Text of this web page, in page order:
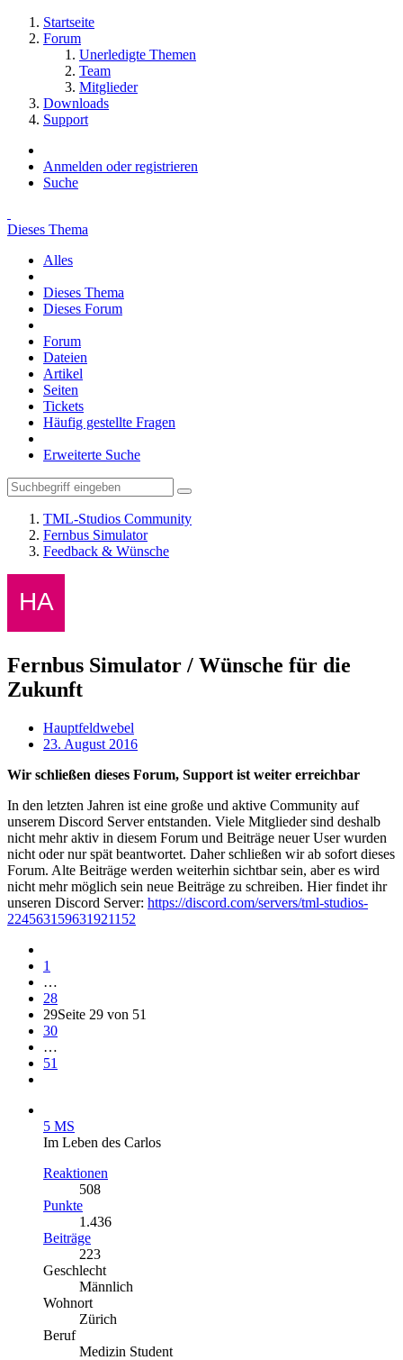
Startseite
Forum
Unerledigte Themen
Team
Mitglieder
Downloads
Support
Anmelden oder registrieren
Suche
Dieses Thema
Alles
Dieses Thema
Dieses Forum
Forum
Dateien
Artikel
Seiten
Tickets
Häufig gestellte Fragen
Erweiterte Suche
TML-Studios Community
Fernbus Simulator
Feedback & Wünsche
Fernbus Simulator / Wünsche für die
Zukunft
Hauptfeldwebel
23. August 2016
Wir schließen dieses Forum, Support ist weiter erreichbar
In den letzten Jahren ist eine große und aktive Community auf
unserem Discord Server entstanden. Viele Mitglieder sind deshalb
nicht mehr aktiv in diesem Forum und Beiträge neuer User wurden
nicht oder nur spät beantwortet. Daher schließen wir ab sofort dieses
Forum. Alte Beiträge werden weiterhin sichtbar sein, aber es wird
nicht mehr möglich sein neue Beiträge zu schreiben. Hier findet ihr
unseren Discord Server: https://discord.com/servers/tml-studios-
224563159631921152
1
…
28
29Seite 29 von 51
30
…
51
5 MS
Im Leben des Carlos
Reaktionen
508
Punkte
1.436
Beiträge
223
Geschlecht
Männlich
Wohnort
Zürich
Beruf
Medizin Student